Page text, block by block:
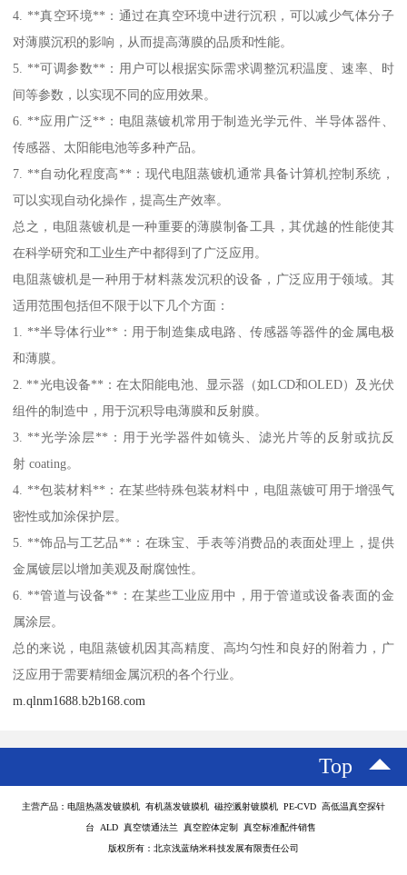
4. **真空环境**：通过在真空环境中进行沉积，可以减少气体分子
对薄膜沉积的影响，从而提高薄膜的品质和性能。
5. **可调参数**：用户可以根据实际需求调整沉积温度、速率、时
间等参数，以实现不同的应用效果。
6. **应用广泛**：电阻蒸镀机常用于制造光学元件、半导体器件、
传感器、太阳能电池等多种产品。
7. **自动化程度高**：现代电阻蒸镀机通常具备计算机控制系统，
可以实现自动化操作，提高生产效率。
总之，电阻蒸镀机是一种重要的薄膜制备工具，其优越的性能使其
在科学研究和工业生产中都得到了广泛应用。
电阻蒸镀机是一种用于材料蒸发沉积的设备，广泛应用于领域。其
适用范围包括但不限于以下几个方面：
1. **半导体行业**：用于制造集成电路、传感器等器件的金属电极
和薄膜。
2. **光电设备**：在太阳能电池、显示器（如LCD和OLED）及光伏
组件的制造中，用于沉积导电薄膜和反射膜。
3. **光学涂层**：用于光学器件如镜头、滤光片等的反射或抗反
射 coating。
4. **包装材料**：在某些特殊包装材料中，电阻蒸镀可用于增强气
密性或加涂保护层。
5. **饰品与工艺品**：在珠宝、手表等消费品的表面处理上，提供
金属镀层以增加美观及耐腐蚀性。
6. **管道与设备**：在某些工业应用中，用于管道或设备表面的金
属涂层。
总的来说，电阻蒸镀机因其高精度、高均匀性和良好的附着力，广
泛应用于需要精细金属沉积的各个行业。
m.qlnm1688.b2b168.com
Top
主营产品：电阻热蒸发镀膜机 有机蒸发镀膜机 磁控溅射镀膜机 PE-CVD 高低温真空探针
台 ALD 真空馈通法兰 真空腔体定制 真空标准配件销售
版权所有：北京浅蓝纳米科技发展有限责任公司